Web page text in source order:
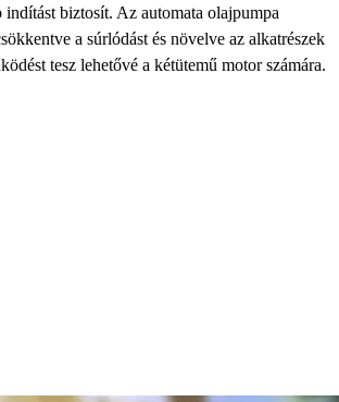
biztosít. Az automata olajpumpa
a súrlódást és növelve az alkatrészek
tesz lehetővé a kétütemű motor számára.